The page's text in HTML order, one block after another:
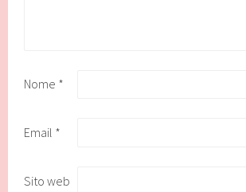
Nome *
Email *
Sito web